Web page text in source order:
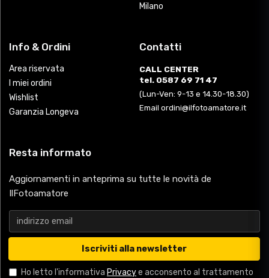
Milano
Info & Ordini
Area riservata
I miei ordini
Wishlist
Garanzia Longeva
Contatti
CALL CENTER
tel. 0587 69 71 47
(Lun-Ven: 9-13 e 14.30-18.30)
Email ordini@ilfotoamatore.it
Resta informato
Aggiornamenti in anteprima su tutte le novità de
IlFotoamatore
Iscriviti alla newsletter
Ho letto l'informativa Privacye acconsento al trattamento